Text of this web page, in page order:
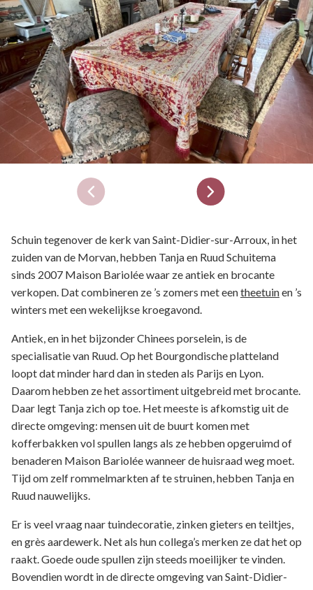
Schuin tegenover de kerk van Saint-Didier-sur-Arroux, in het
zuiden van de Morvan, hebben Tanja en Ruud Schuitema
sinds 2007 Maison Bariolée waar ze antiek en brocante
verkopen. Dat combineren ze ’s zomers met eentheetuinen ’s
winters met een wekelijkse kroegavond.
Antiek, en in het bijzonder Chinees porselein, is de
specialisatie van Ruud. Op het Bourgondische platteland
loopt dat minder hard dan in steden als Parijs en Lyon.
Daarom hebben ze het assortiment uitgebreid met brocante.
Daar legt Tanja zich op toe. Het meeste is afkomstig uit de
directe omgeving: mensen uit de buurt komen met
kofferbakken vol spullen langs als ze hebben opgeruimd of
benaderen Maison Bariolée wanneer de huisraad weg moet.
Tijd om zelf rommelmarkten af te struinen, hebben Tanja en
Ruud nauwelijks.
Er is veel vraag naar tuindecoratie, zinken gieters en teiltjes,
en grès aardewerk. Net als hun collega’s merken ze dat het op
raakt. Goede oude spullen zijn steeds moeilijker te vinden.
Bovendien wordt in de directe omgeving van Saint-Didier-